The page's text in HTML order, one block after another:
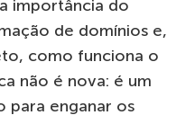
importância do
de domínios e,
como funciona o
não é nova: é um
para enganar os